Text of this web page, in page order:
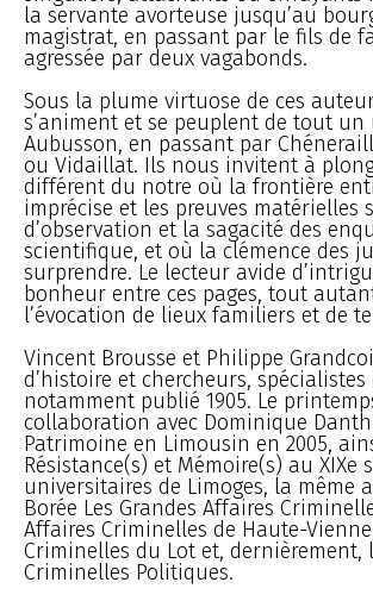
la servante avorteuse jusqu’au
magistrat, en passant par le fils de
agressée par deux vagabonds.
Sous la plume virtuose de ces
s’animent et se peuplent de tout un
Aubusson, en passant par
ou Vidaillat. Ils nous invitent à
différent du notre où la frontière
imprécise et les preuves matérielles
d’observation et la sagacité des
scientifique, et où la clémence des
surprendre. Le lecteur avide
bonheur entre ces pages, tout
l’évocation de lieux familiers et de
Vincent Brousse et Philippe
d’histoire et chercheurs, spécialistes
notamment publié 1905. Le
collaboration avec Dominique
Patrimoine en Limousin en 2005,
Résistance(s) et Mémoire(s) au XIXe
universitaires de Limoges, la même
Borée Les Grandes Affaires
Affaires Criminelles de Haute-
Criminelles du Lot et, dernièrement,
Criminelles Politiques.